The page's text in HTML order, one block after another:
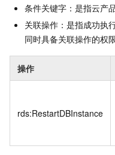
条件关键字：是指云产
关联操作：是指成功执
同时具备关联操作的权
操作
rds:RestartDBInstance